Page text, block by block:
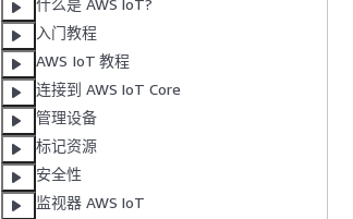
什么是 AWS IoT?
入门教程
AWS IoT 教程
连接到 AWS IoT Core
管理设备
标记资源
安全性
监视器 AWS IoT